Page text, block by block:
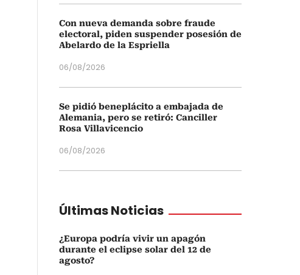
Con nueva demanda sobre fraude
electoral, piden suspender posesión de
Abelardo de la Espriella
06/08/2026
Se pidió beneplácito a embajada de
Alemania, pero se retiró: Canciller
Rosa Villavicencio
06/08/2026
Últimas Noticias
¿Europa podría vivir un apagón
durante el eclipse solar del 12 de
agosto?